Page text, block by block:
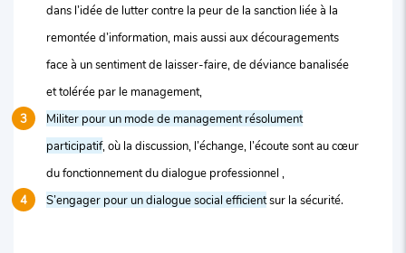
dans l’idée de lutter contre la peur de la sanction liée à la
remontée d’information, mais aussi aux découragements
face à un sentiment de laisser-faire, de déviance banalisée
et tolérée par le management,
Militer pour un mode de management résolument
participatif, où la discussion, l’échange, l’écoute sont au cœur
du fonctionnement du dialogue professionnel ,
S’engager pour un dialogue social efficientsur la sécurité.